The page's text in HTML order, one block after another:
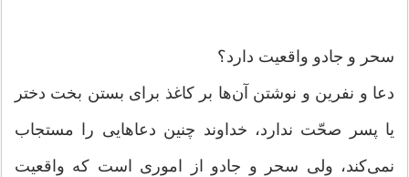
سحر و جادو واقعیت دارد؟
دعا و نفرین و نوشتن آن‌ها بر کاغذ برای بستن بخت دختر
یا پسر صحّت ندارد، خداوند چنین دعاهایی را مستجاب
نمی‌کند، ولی سحر و جادو از اموری است که واقعیت